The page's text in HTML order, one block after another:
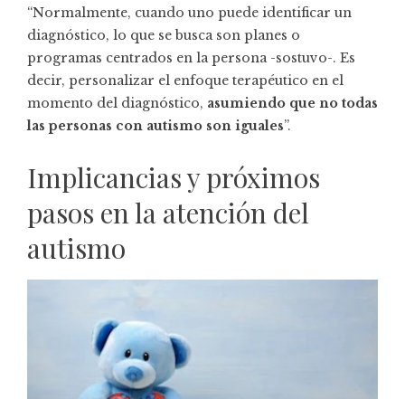
“Normalmente, cuando uno puede identificar un
diagnóstico, lo que se busca son planes o
programas centrados en la persona -sostuvo-. Es
decir, personalizar el enfoque terapéutico en el
momento del diagnóstico, asumiendo que no todas
las personas con autismo son iguales”.
Implicancias y próximos
pasos en la atención del
autismo